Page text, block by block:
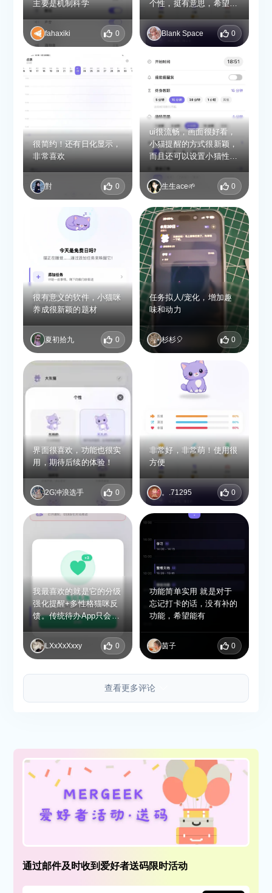
主要是机制科学
fahaxiki 0
个性，挺有意思，希望这
个可爱的软件能帮助我坚
持自己定下的目标，也期
待后续能有更多不同样式
成任务后可以获得一些小
猫的衣服饰品之类的
Blank Space 0
很简约！还有日化显示，
非常喜欢
對 0
ui很流畅，画面很好看，
小猫提醒的方式很新颖，
而且还可以设置小猫性
格，同时制定任务可以选
择时间，是否提前提醒等
等，考虑很全面，好用心
的作品
生生ace🌱 0
很有意义的软件，小猫咪
养成很新颖的题材
夏初拾九 0
任务拟人/宠化，增加趣
味和动力
杉杉🎈 0
界面很喜欢，功能也很实
用，期待后续的体验！
2G冲浪选手 0
非常好，非常萌！使用很
方便
。.71295 0
我最喜欢的就是它的分级
强化提醒+多性格猫咪反
馈。传统待办App只会响
一次通知，而Nagger会
在任务到期后逐步加强提
醒，配合猫咪的毒舌或傲
被“督促”的压力，又不会
觉得生硬反感。另外，支
持从日历导入任务、
LXxXxXxxy 0
功能简单实用 就是对于
忘记打卡的话，没有补的
功能，希望能有
茵子 0
查看更多评论
通过邮件及时收到爱好者送码限时活动